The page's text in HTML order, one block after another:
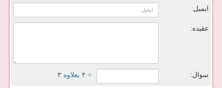
ایمیل:
عقیده:
سوال: = ۴ بعلاوه ۳